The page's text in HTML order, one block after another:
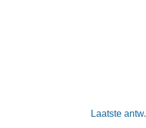
Laatste antw.